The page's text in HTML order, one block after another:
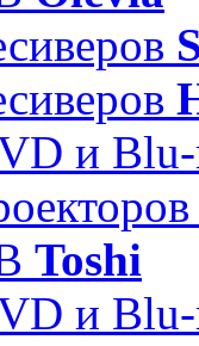
и
Toshi
и